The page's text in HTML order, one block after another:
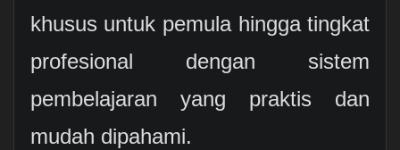
khusus untuk pemula hingga tingkat
profesional dengan sistem
pembelajaran yang praktis dan
mudah dipahami.